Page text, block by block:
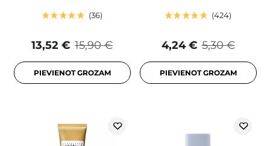
36
15,90 €
13,52 €
PIEVIENOT GROZAM
424
5,30 €
4,24 €
PIEVIENOT GROZAM